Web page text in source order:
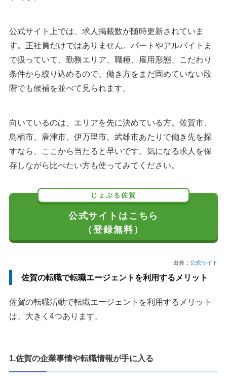
公式サイト上では、求人掲載数が随時更新されていま
す。正社員だけではありません。パートやアルバイトま
で扱っていて、勤務エリア、職種、雇用形態、こだわり
条件から絞り込めるので、働き方をまだ固めていない段
階でも候補を並べて見られます。
向いているのは、エリアを先に決めている方。佐賀市、
鳥栖市、唐津市、伊万里市、武雄市あたりで働き先を探
すなら、ここから当たると早いです。気になる求人を保
存しながら比べたい方も使ってみてください。
じょぶる佐賀
公式サイトはこちら
（登録無料）
出典： 公式サイト
佐賀の転職で転職エージェントを利用するメリット
佐賀の転職活動で転職エージェントを利用するメリット
は、大きく4つあります。
1.佐賀の企業事情や転職情報が手に入る